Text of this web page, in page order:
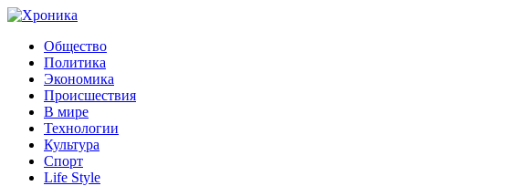
Общество
Политика
Экономика
Происшествия
В мире
Технологии
Культура
Спорт
Life Style